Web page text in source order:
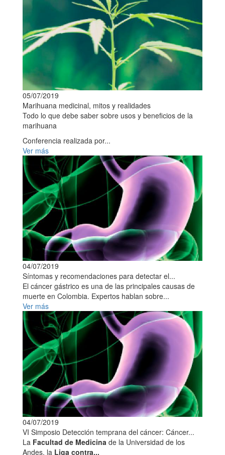
05/07/2019
Marihuana medicinal, mitos y realidades
Todo lo que debe saber sobre usos y beneficios de la
marihuana
Conferencia realizada por...
Ver más
04/07/2019
Síntomas y recomendaciones para detectar el...
El cáncer gástrico es una de las principales causas de
muerte en Colombia. Expertos hablan sobre...
Ver más
04/07/2019
VI Simposio Detección temprana del cáncer: Cáncer...
La Facultad de Medicina de la Universidad de los
Andes, la Liga contra...